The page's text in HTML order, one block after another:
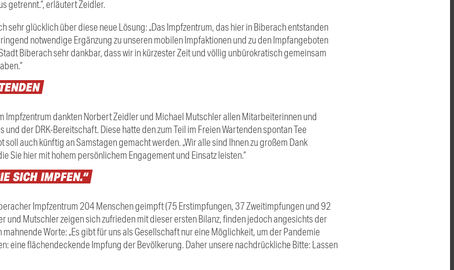
getrennt.“, erläutert Zeidler.
sehr glücklich über diese neue Lösung: „Das Impfzentrum, das hier in Biberach entstanden
notwendige Ergänzung zu unseren mobilen Impfaktionen und zu den Impfangeboten
Biberach sehr dankbar, dass wir in kürzester Zeit und völlig unbürokratisch gemeinsam
Impfzentrum dankten Norbert Zeidler und Michael Mutschler allen Mitarbeiterinnen und
der DRK-Bereitschaft. Diese hatte den zum Teil im Freien Wartenden spontan Tee
soll auch künftig an Samstagen gemacht werden. „Wir alle sind Ihnen zu großem Dank
Sie hier mit hohem persönlichem Engagement und Einsatz leisten.“
SICHIMPFEN.“
Impfzentrum 204 Menschen geimpft (75 Erstimpfungen, 37 Zweitimpfungen und 92
und Mutschler zeigen sich zufrieden mit dieser ersten Bilanz, finden jedoch angesichts der
Worte: „Es gibt für uns als Gesellschaft nur eine Möglichkeit, um der Pandemie
eine flächendeckende Impfung der Bevölkerung. Daher unsere nachdrückliche Bitte: Lassen